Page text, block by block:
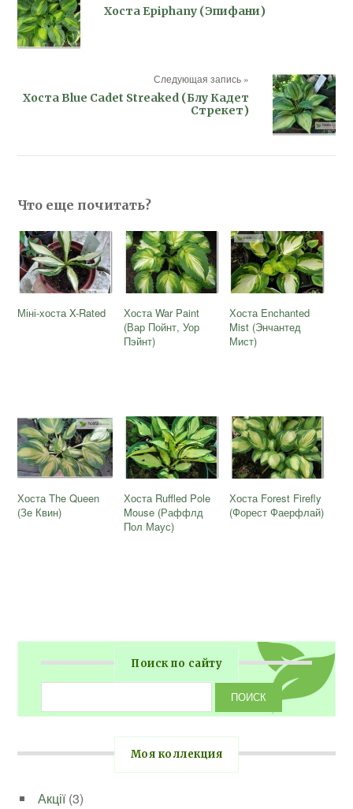
Хоста Epiphany (Эпифани)
Следующая запись »
Хоста Blue Cadet Streaked (Блу Кадет
Стрекет)
Что еще почитать?
Міні-хоста X-Rated
Хоста War Paint
(Вар Пойнт, Уор
Пэйнт)
Хоста Enchanted
Mist (Энчантед
Мист)
Хоста The Queen
(Зе Квин)
Хоста Ruffled Pole
Mouse (Раффлд
Пол Маус)
Хоста Forest Firefly
(Форест Фаерфлай)
Поиск по сайту
Моя коллекция
Акції(3)